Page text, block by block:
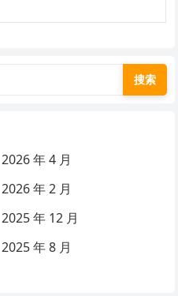
搜索
2026 年 4 月
2026 年 2 月
2025 年 12 月
2025 年 8 月